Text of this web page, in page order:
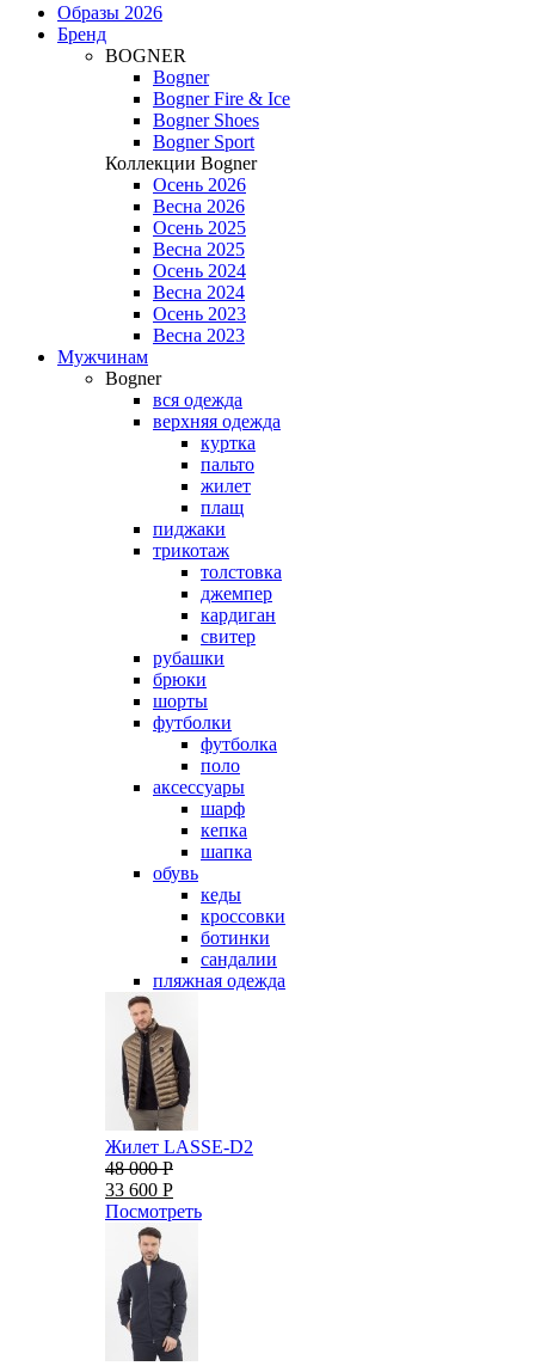
Образы 2026
Бренд
BOGNER
Bogner
Bogner Fire & Ice
Bogner Shoes
Bogner Sport
Коллекции Bogner
Осень 2026
Весна 2026
Осень 2025
Весна 2025
Осень 2024
Весна 2024
Осень 2023
Весна 2023
Мужчинам
Bogner
вся одежда
верхняя одежда
куртка
пальто
жилет
плащ
пиджаки
трикотаж
толстовка
джемпер
кардиган
свитер
рубашки
брюки
шорты
футболки
футболка
поло
аксессуары
шарф
кепка
шапка
обувь
кеды
кроссовки
ботинки
сандалии
пляжная одежда
Жилет LASSE-D2
48 000 Р
33 600 Р
Посмотреть